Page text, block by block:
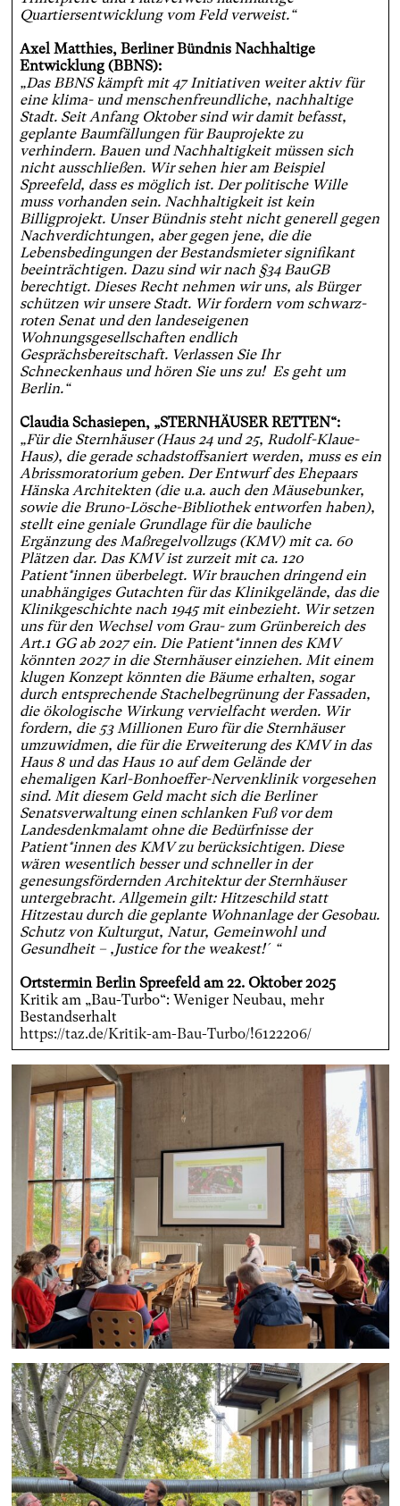
Quartiersentwicklung vom Feld verweist.“
Axel Matthies, Berliner Bündnis Nachhaltige
Entwicklung (BBNS):
„Das BBNS kämpft mit 47 Initiativen weiter aktiv für
eine klima- und menschenfreundliche, nachhaltige
Stadt. Seit Anfang Oktober sind wir damit befasst,
geplante Baumfällungen für Bauprojekte zu
verhindern. Bauen und Nachhaltigkeit müssen sich
nicht ausschließen. Wir sehen hier am Beispiel
Spreefeld, dass es möglich ist. Der politische Wille
muss vorhanden sein. Nachhaltigkeit ist kein
Billigprojekt. Unser Bündnis steht nicht generell gegen
Nachverdichtungen, aber gegen jene, die die
Lebensbedingungen der Bestandsmieter signifikant
beeinträchtigen. Dazu sind wir nach §34 BauGB
berechtigt. Dieses Recht nehmen wir uns, als Bürger
schützen wir unsere Stadt. Wir fordern vom schwarz-
roten Senat und den landeseigenen
Wohnungsgesellschaften endlich
Gesprächsbereitschaft. Verlassen Sie Ihr
Schneckenhaus und hören Sie uns zu! Es geht um
Berlin.“
Claudia Schasiepen, „STERNHÄUSER RETTEN“:
„Für die Sternhäuser (Haus 24 und 25, Rudolf-Klaue-
Haus), die gerade schadstoffsaniert werden, muss es ein
Abrissmoratorium geben. Der Entwurf des Ehepaars
Hänska Architekten (die u.a. auch den Mäusebunker,
sowie die Bruno-Lösche-Bibliothek entworfen haben),
stellt eine geniale Grundlage für die bauliche
Ergänzung des Maßregelvollzugs (KMV) mit ca. 60
Plätzen dar. Das KMV ist zurzeit mit ca. 120
Patient*innen überbelegt. Wir brauchen dringend ein
unabhängiges Gutachten für das Klinikgelände, das die
Klinikgeschichte nach 1945 mit einbezieht. Wir setzen
uns für den Wechsel vom Grau- zum Grünbereich des
Art.1 GG ab 2027 ein. Die Patient*innen des KMV
könnten 2027 in die Sternhäuser einziehen. Mit einem
klugen Konzept könnten die Bäume erhalten, sogar
durch entsprechende Stachelbegrünung der Fassaden,
die ökologische Wirkung vervielfacht werden. Wir
fordern, die 53 Millionen Euro für die Sternhäuser
umzuwidmen, die für die Erweiterung des KMV in das
Haus 8 und das Haus 10 auf dem Gelände der
ehemaligen Karl-Bonhoeffer-Nervenklinik vorgesehen
sind. Mit diesem Geld macht sich die Berliner
Senatsverwaltung einen schlanken Fuß vor dem
Landesdenkmalamt ohne die Bedürfnisse der
Patient*innen des KMV zu berücksichtigen. Diese
wären wesentlich besser und schneller in der
genesungsfördernden Architektur der Sternhäuser
untergebracht. Allgemein gilt: Hitzeschild statt
Hitzestau durch die geplante Wohnanlage der Gesobau.
Schutz von Kulturgut, Natur, Gemeinwohl und
Gesundheit – ,Justice for the weakest!´“
Ortstermin Berlin Spreefeld am 22. Oktober 2025
Kritik am „Bau-Turbo“: Weniger Neubau, mehr
Bestandserhalt
https://taz.de/Kritik-am-Bau-Turbo/!6122206/